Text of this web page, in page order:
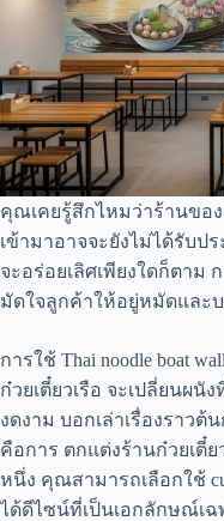
คุณเคยรู้สึกไหมว่าร้านขอ
เข้ามาอาจจะยังไม่ได้รับป
จะอร่อยเลิศเพียงใดก็ตาม
มัดใจลูกค้าให้อยู่หมัดและ
การใช้ Thai noodle boat
ก๋วยเตี๋ยวเรือ จะเปลี่ยนผนั
งดงาม บอกเล่าเรื่องราว
คือการ ตกแต่งร้านก๋วยเตี๋
หนึ่ง คุณสามารถเลือกใช้
ได้ดีไซน์ที่เป็นเอกลักษณ์เ